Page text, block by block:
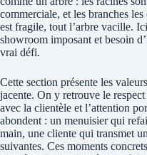
commerciale, et les branches
est fragile, tout l’arbre vacille.
showroom imposant et besoin
vrai défi.
Cette section présente les
jacente. On y retrouve le
avec la clientèle et l’attention
abondent : un menuisier qui
main, une cliente qui transmet
suivantes. Ces moments